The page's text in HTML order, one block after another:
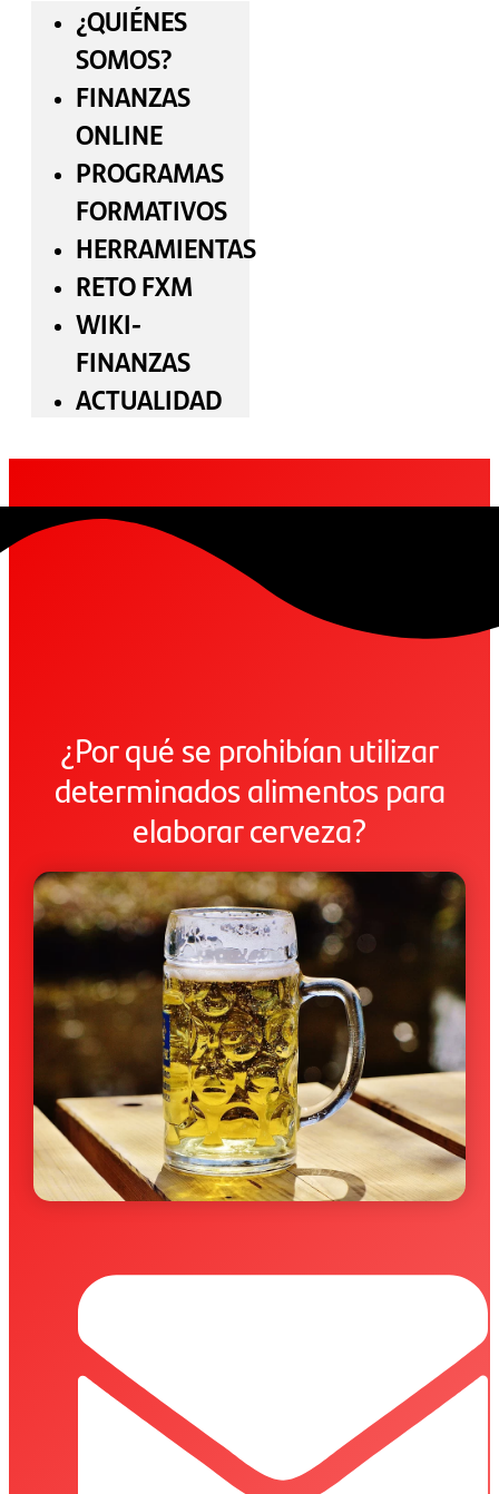
¿QUIÉNES
SOMOS?
FINANZAS
ONLINE
PROGRAMAS
FORMATIVOS
HERRAMIENTAS
RETO FXM
WIKI-
FINANZAS
ACTUALIDAD
¿Por qué se prohibían utilizar
determinados alimentos para
elaborar cerveza?